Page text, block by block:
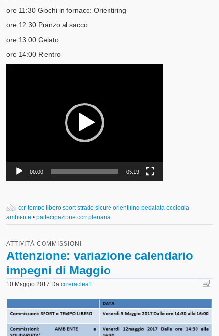
ore 11:30 Giochi in fornace: Orientiring
ore 12:30 Pranzo al sacco
ore 13:00 Gelato
ore 14:00 Rientro
00:00 05:19
ccr-tempo libero sport strade sicure orientiring pedalata ecologia
ambiente •partecipazione ccrr plenaria
ATTIVITÀ COMMISSIONI
Attenzione: variazione calendario
impegni di Maggio
10 Maggio 2017 Daccreraclea1